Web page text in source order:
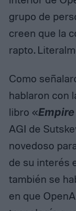
grupo de
creen que la
rapto.
Como
hablaron con
libro «
AGI de
novedoso
de su interés
también se
en que